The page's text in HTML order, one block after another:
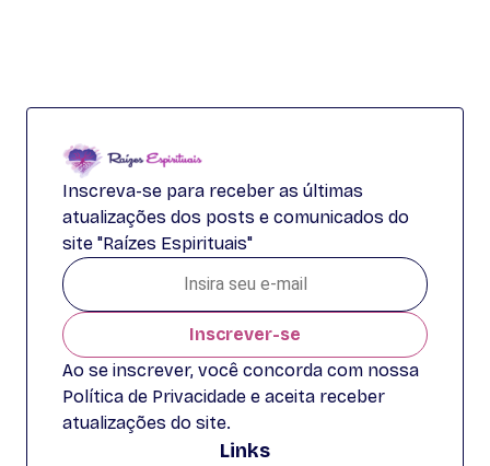
Inscreva-se para receber as últimas
atualizações dos posts e comunicados do
site "Raízes Espirituais"
Inscrever-se
Ao se inscrever, você concorda com nossa
Política de Privacidade e aceita receber
atualizações do site.
Links